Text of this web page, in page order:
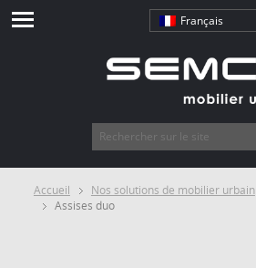
Français
Accueil Nos solutions de mobilier urbain
Assises duo